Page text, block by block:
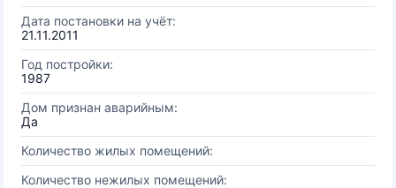
Дата постановки на учёт:
21.11.2011
Год постройки:
1987
Дом признан аварийным:
Да
Количество жилых помещений:
Количество нежилых помещений: